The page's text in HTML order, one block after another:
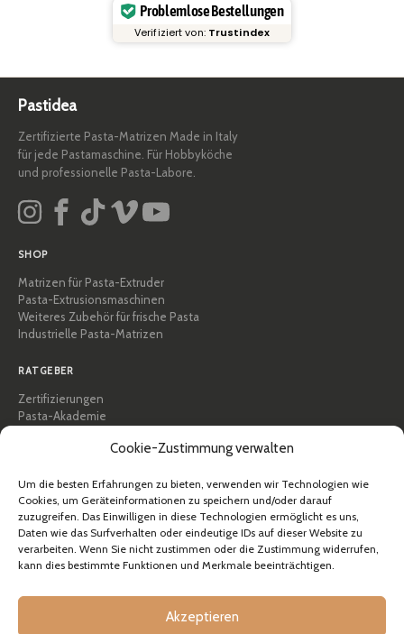
Cookie-Zustimmung verwalten
Um die besten Erfahrungen zu bieten, verwenden wir Technologien wie
Cookies, um Geräteinformationen zu speichern und/oder darauf
zuzugreifen. Das Einwilligen in diese Technologien ermöglicht es uns,
Daten wie das Surfverhalten oder eindeutige IDs auf dieser Website zu
verarbeiten. Wenn Sie nicht zustimmen oder die Zustimmung widerrufen,
kann dies bestimmte Funktionen und Merkmale beeinträchtigen.
Akzeptieren
Problemlose Bestellungen
Verifiziert von: Trustindex
Pastidea
Zertifizierte Pasta-Matrizen Made in Italy
für jede Pastamaschine. Für Hobbyköche
und professionelle Pasta-Labore.
SHOP
Matrizen für Pasta-Extruder
Pasta-Extrusionsmaschinen
Weiteres Zubehör für frische Pasta
Industrielle Pasta-Matrizen
RATGEBER
Zertifizierungen
Pasta-Akademie
Über Pastidea
HILFE
FAQ & Support
Kontakt
Versandinformationen